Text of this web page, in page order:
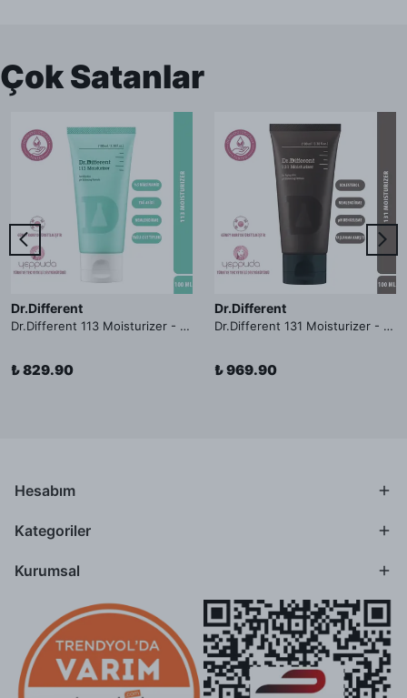
Çok Satanlar
Dr.Different
Dr.Different 113 Moisturizer - Yağlı ve Hassas Cilt Tipleri İçin Yağ Asidi İçerikli Nemlendirici Krem
₺ 829.90
Dr.Different
Dr.Different 131 Moisturizer - Yaşlanma ve Kırışıklık Karşıtı Kolesterol İçerikli Nemlendirici Krem
₺ 969.90
Hesabım
Kategoriler
Kurumsal